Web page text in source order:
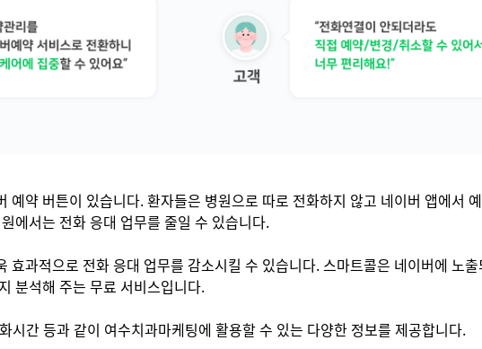
예약 버튼이 있습니다. 환자들은 병원으로 따로 전화하지 않고 네이버 앱에서
에서는 전화 응대 업무를 줄일 수 있습니다.
효과적으로 전화 응대 업무를 감소시킬 수 있습니다. 스마트콜은 네이버에 노
분석해 주는 무료 서비스입니다.​
시간 등과 같이 여수치과마케팅에 활용할 수 있는 다양한 정보를 제공합니다.